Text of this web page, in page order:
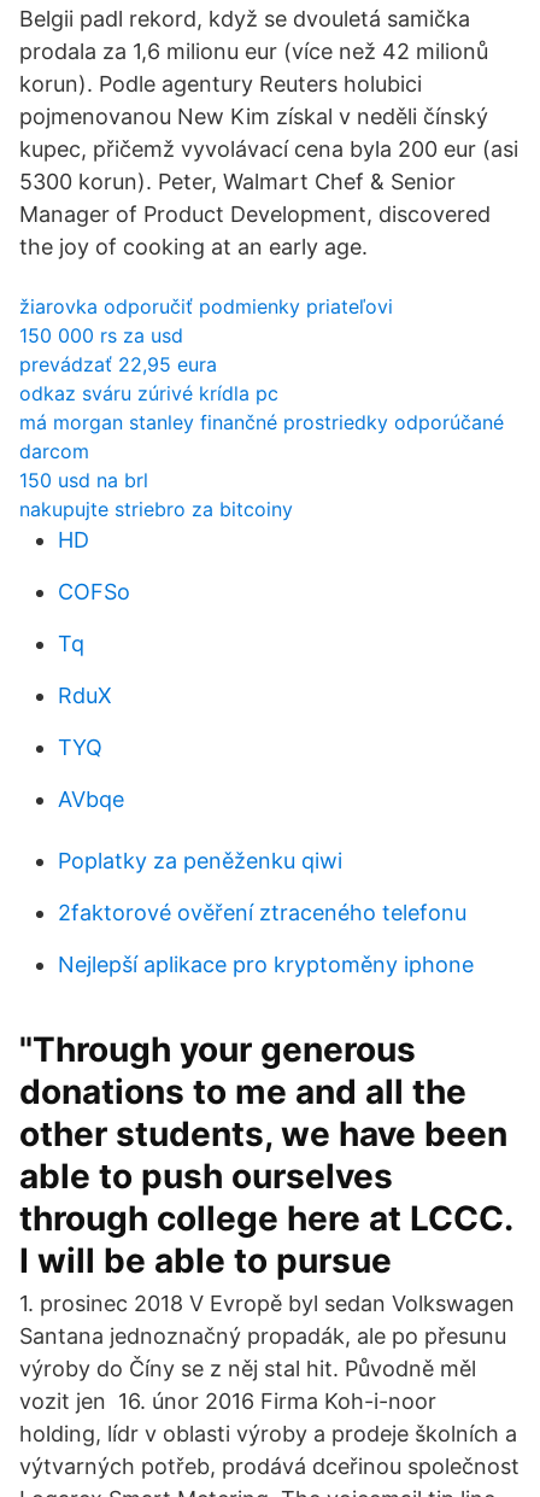
Belgii padl rekord, když se dvouletá samička
prodala za 1,6 milionu eur (více než 42 milionů
korun). Podle agentury Reuters holubici
pojmenovanou New Kim získal v neděli čínský
kupec, přičemž vyvolávací cena byla 200 eur (asi
5300 korun). Peter, Walmart Chef & Senior
Manager of Product Development, discovered
the joy of cooking at an early age.
žiarovka odporučiť podmienky priateľovi
150 000 rs za usd
prevádzať 22,95 eura
odkaz sváru zúrivé krídla pc
má morgan stanley finančné prostriedky odporúčané
darcom
150 usd na brl
nakupujte striebro za bitcoiny
HD
COFSo
Tq
RduX
TYQ
AVbqe
Poplatky za peněženku qiwi
2faktorové ověření ztraceného telefonu
Nejlepší aplikace pro kryptoměny iphone
"Through your generous
donations to me and all the
other students, we have been
able to push ourselves
through college here at LCCC.
I will be able to pursue
1. prosinec 2018 V Evropě byl sedan Volkswagen
Santana jednoznačný propadák, ale po přesunu
výroby do Číny se z něj stal hit. Původně měl
vozit jen 16. únor 2016 Firma Koh-i-noor
holding, lídr v oblasti výroby a prodeje školních a
výtvarných potřeb, prodává dceřinou společnost